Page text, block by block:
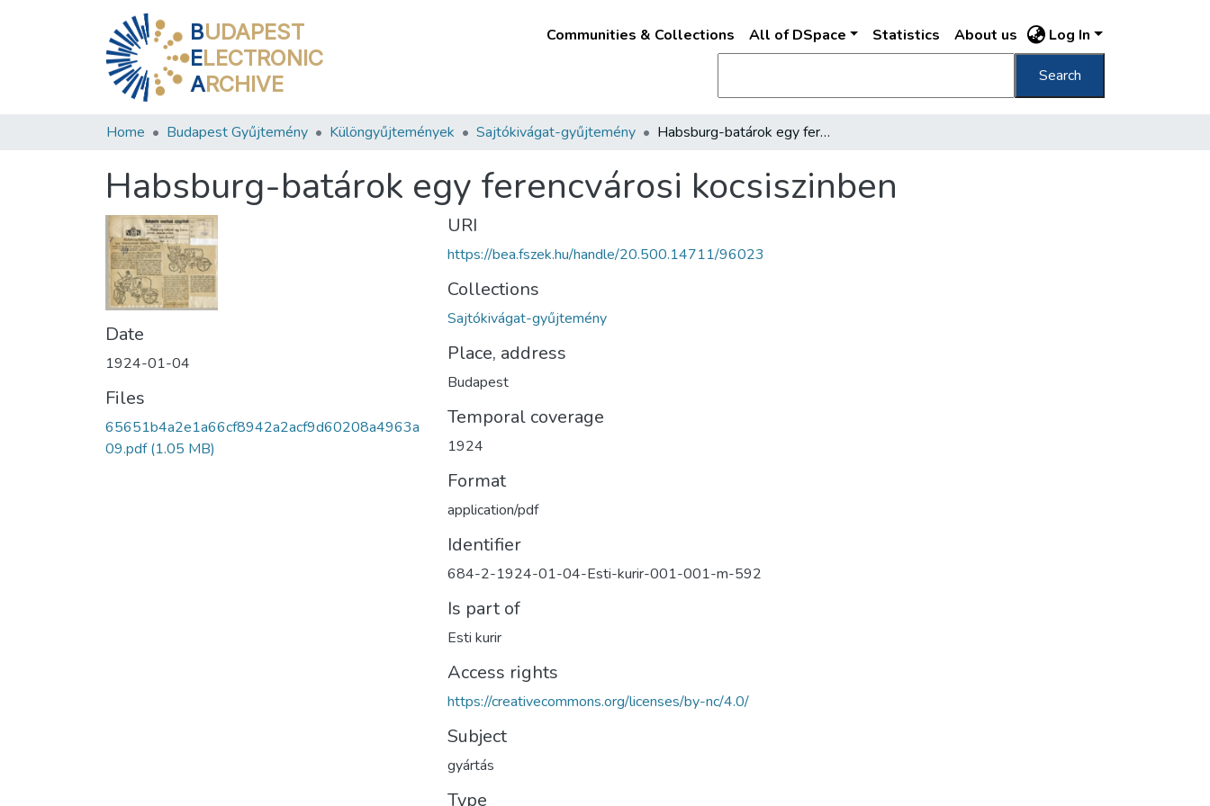
BUDAPEST
ELECTRONIC
ARCHIVE
Communities & Collections All of DSpace Statistics About us Log In
Search
Home Budapest Gyűjtemény Különgyűjtemények Sajtókivágat-gyűjtemény Habsburg-batárok egy ferencvárosi kocsiszinben
Habsburg-batárok egy ferencvárosi kocsiszinben
Date
1924-01-04
Files
65651b4a2e1a66cf8942a2acf9d60208a4963a
09.pdf(1.05 MB)
URI
https://bea.fszek.hu/handle/20.500.14711/96023
Collections
Sajtókivágat-gyűjtemény
Place, address
Budapest
Temporal coverage
1924
Format
application/pdf
Identifier
684-2-1924-01-04-Esti-kurir-001-001-m-592
Is part of
Esti kurir
Access rights
https://creativecommons.org/licenses/by-nc/4.0/
Subject
gyártás
Type